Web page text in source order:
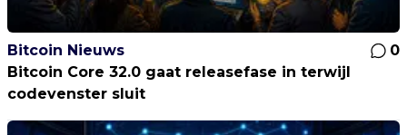
Bitcoin Nieuws
0
Bitcoin Core 32.0 gaat releasefase in terwijl
codevenster sluit